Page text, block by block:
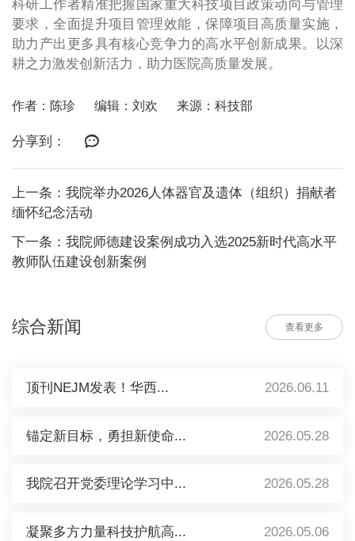
科研工作者精准把握国家重大科技项目政策动向与管理
要求，全面提升项目管理效能，保障项目高质量实施，
助力产出更多具有核心竞争力的高水平创新成果。以深
耕之力激发创新活力，助力医院高质量发展。
作者：陈珍 编辑：刘欢 来源：科技部
分享到：
上一条：我院举办2026人体器官及遗体（组织）捐献者
缅怀纪念活动
下一条：我院师德建设案例成功入选2025新时代高水平
教师队伍建设创新案例
综合新闻 查看更多
顶刊NEJM发表！华西... 2026.06.11
锚定新目标，勇担新使命... 2026.05.28
我院召开党委理论学习中... 2026.05.28
凝聚多方力量科技护航高... 2026.05.06